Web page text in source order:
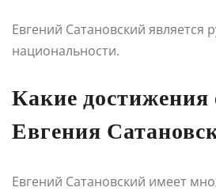
Евгений Сатановский является
национальности.
Какие достижения
Евгения
Евгений Сатановский имеет